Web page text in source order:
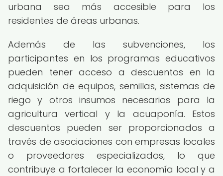
urbana sea más accesible para los
residentes de áreas urbanas.
Además de las subvenciones, los
participantes en los programas educativos
pueden tener acceso a descuentos en la
adquisición de equipos, semillas, sistemas de
riego y otros insumos necesarios para la
agricultura vertical y la acuaponía. Estos
descuentos pueden ser proporcionados a
través de asociaciones con empresas locales
o proveedores especializados, lo que
contribuye a fortalecer la economía local y a